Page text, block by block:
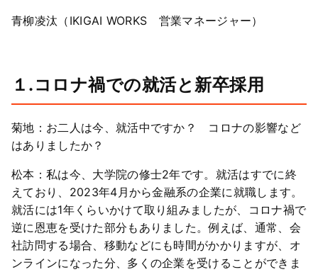
青柳凌汰（IKIGAI WORKS 営業マネージャー）
１.コロナ禍での就活と新卒採用
菊地：お二人は今、就活中ですか？ コロナの影響など
はありましたか？
松本：私は今、大学院の修士2年です。就活はすでに終
えており、2023年4月から金融系の企業に就職します。
就活には1年くらいかけて取り組みましたが、コロナ禍で
逆に恩恵を受けた部分もありました。例えば、通常、会
社訪問する場合、移動などにも時間がかかりますが、オ
ンラインになった分、多くの企業を受けることができま